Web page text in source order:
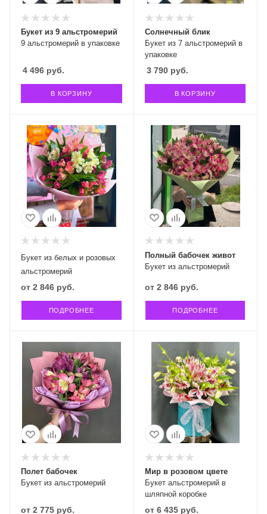
9 альстромерий в упаковке
Букет из 9 альстромерий
4 496 руб.
В КОРЗИНУ
Букет из 7 альстромерий в
упаковке
Солнечный блик
3 790руб.
В КОРЗИНУ
Букет из белых и розовых
альстромерий
от 2 846 руб.
ПОДРОБНЕЕ
Букет из альстромерий
Полный бабочек живот
от 2 846 руб.
ПОДРОБНЕЕ
Букет из альстромерий
Полет бабочек
от 2 775 руб.
Букет альстромерий в
шляпной коробке
Мир в розовом цвете
от 6 435 руб.